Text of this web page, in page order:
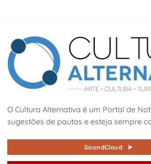
O Cultura Alternativa é um Portal de
sugestões de pautas e esteja sempre
SoundCloud